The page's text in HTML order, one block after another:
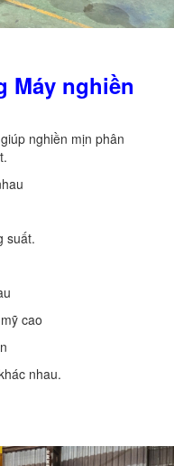
Máy nghiền
giúp nghiền mịn phân
suất.
cao
nhau.